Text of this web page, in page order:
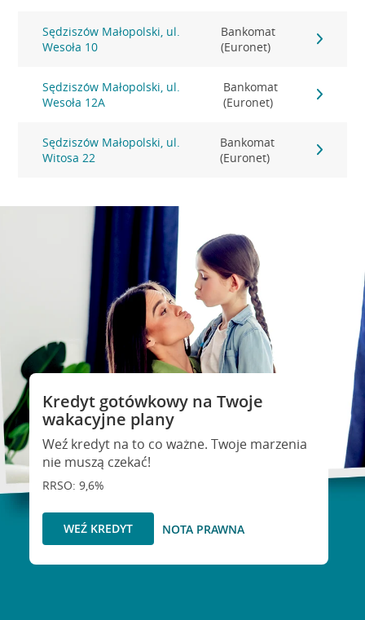
Sędziszów Małopolski, ul.
Wesoła 10
Bankomat
(Euronet)
Sędziszów Małopolski, ul.
Wesoła 12A
Bankomat
(Euronet)
Sędziszów Małopolski, ul.
Witosa 22
Bankomat
(Euronet)
Kredyt gotówkowy na Twoje
wakacyjne plany
Weź kredyt na to co ważne. Twoje marzenia
nie muszą czekać!
RRSO: 9,6%
WEŹ KREDYT NOTA PRAWNA